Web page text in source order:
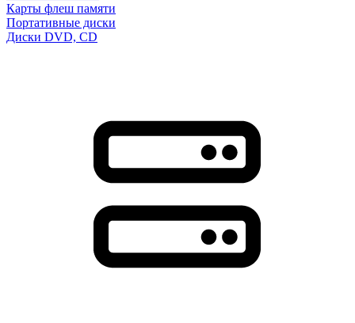
Карты флеш памяти
Портативные диски
Диски DVD, CD